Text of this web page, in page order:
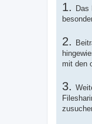
t
r
1.
Das
2.
mit den
3.